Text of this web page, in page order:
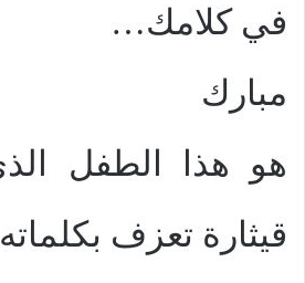
في كلامك…
مبارك
هو هذا الطفل
قيثارة تعزف